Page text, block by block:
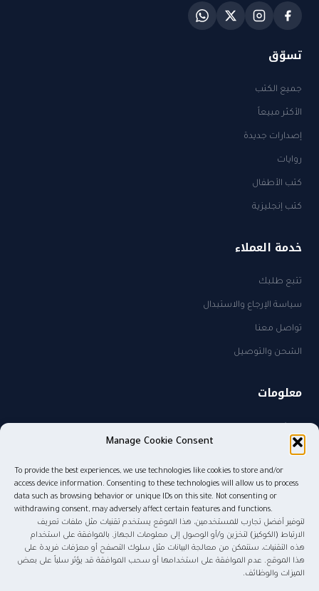
Manage Cookie Consent
To provide the best experiences, we use technologies like cookies to store and/or
access device information. Consenting to these technologies will allow us to process
data such as browsing behavior or unique IDs on this site. Not consenting or
withdrawing consent, may adversely affect certain features and functions.
لتوفير أفضل تجارب للمستخدمين، هذا الموقع يستخدم تقنيات مثل ملفات تعريف
الارتباط (الكوكيز) لتخزين و/أو الوصول إلى معلومات الجهاز. بالموافقة على استخدام
هذه التقنيات، سنتمكن من معالجة البيانات مثل سلوك التصفح أو معرّفات فريدة على
هذا الموقع. عدم الموافقة على استخدامها أو سحب الموافقة قد يؤثر سلباً على بعض
الميزات والوظائف.
تسوّق
جميع الكتب
الأكثر مبيعاً
إصدارات جديدة
روايات
كتب الأطفال
كتب إنجليزية
خدمة العملاء
تتبع طلبك
سياسة الإرجاع والاستبدال
تواصل معنا
الشحن والتوصيل
معلومات
سياسة الخصوصية
sales@kw.sa
٠٥٠٥٨٢٧٤٨٥
© ٢٠٢٦ موج المعرفة للنشر والتوزيع. جميع الحقوق محفوظة.